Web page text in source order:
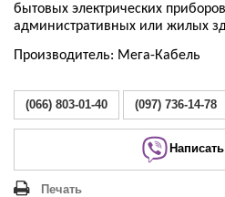
бытовых электрических
административных или жилых
Производитель: Мега-Кабель
(066) 803-01-40 (097) 736-14-78
Печать